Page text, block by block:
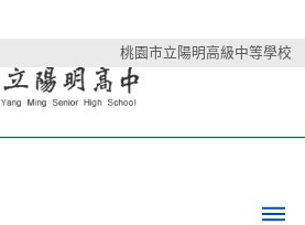
桃園市立陽明高級中等學校